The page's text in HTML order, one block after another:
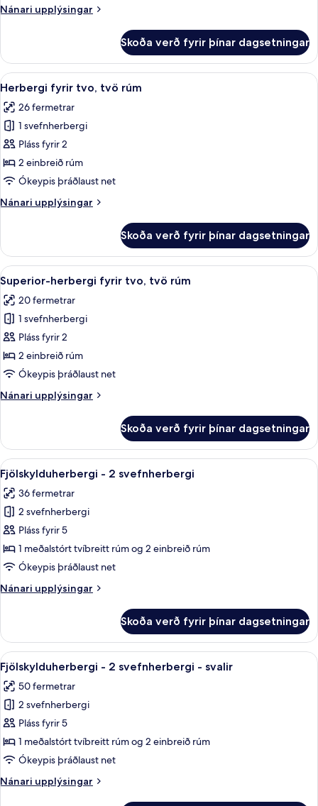
Nánari upplýsingar
Nánari
herbergi
Skoða verð fyrir þínar dagsetningar
Skoða
allar
myndir
fyrir
Herbergi
fyrir
tvo,
rúm
Herbergi fyrir tvo, tvö rúm | Rúmföt
13
Herbergi fyrir tvo, tvö rúm
26 fermetrar
1 svefnherbergi
Pláss fyrir 2
2 einbreið rúm
Ókeypis þráðlaust net
Nánari upplýsingar
Nánari
fyrir
tvo,
tvö
rúm
Skoða verð fyrir þínar dagsetningar
Skoða
allar
myndir
fyrir
Superior-
herbergi
fyrir
tvö
Superior-herbergi fyrir tvo, tvö rúm
4
Superior-herbergi fyrir tvo, tvö rúm
20 fermetrar
1 svefnherbergi
Pláss fyrir 2
2 einbreið rúm
Ókeypis þráðlaust net
Nánari upplýsingar
Nánari
herbergi
fyrir
tvo,
tvö
rúm
Skoða verð fyrir þínar dagsetningar
Skoða
allar
myndir
fyrir
Fjölskylduherbergi
-
2
Fjölskylduherbergi - 2
4
Fjölskylduherbergi - 2 svefnherbergi
36 fermetrar
2 svefnherbergi
Pláss fyrir 5
1 meðalstórt tvíbreitt rúm og 2 einbreið rúm
Ókeypis þráðlaust net
Nánari upplýsingar
Nánari
-
svefnherbergi
Skoða verð fyrir þínar dagsetningar
Skoða
allar
myndir
fyrir
Fjölskylduherbergi
-
2
-
Rúmföt af bestu gerð, míníbar,
5
Fjölskylduherbergi - 2 svefnherbergi - svalir
50 fermetrar
2 svefnherbergi
Pláss fyrir 5
1 meðalstórt tvíbreitt rúm og 2 einbreið rúm
Ókeypis þráðlaust net
Nánari upplýsingar
Nánari